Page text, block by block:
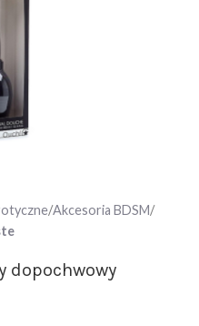
Akcesoria BDSM
dopochwowy